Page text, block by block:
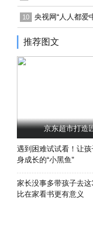
10 央视网“人人都爱
推荐图文
京东超市打造
遇到困难试试看！让
身成长的“小黑鱼”
家长没事多带孩子去这
比在家看书更有意义